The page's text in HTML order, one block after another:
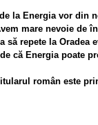
la Energia vor din
mare nevoie de
să repete la
că Energia poate
român este